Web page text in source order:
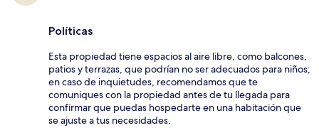
Políticas
Esta propiedad tiene espacios al aire libre, como balcones,
patios y terrazas, que podrían no ser adecuados para niños;
en caso de inquietudes, recomendamos que te
comuniques con la propiedad antes de tu llegada para
confirmar que puedas hospedarte en una habitación que
se ajuste a tus necesidades.